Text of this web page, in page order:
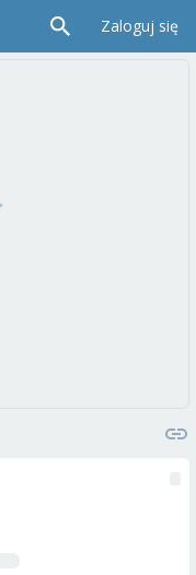
Zaloguj się